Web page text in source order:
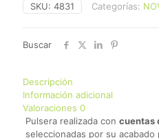
SKU: 4831 Categorías:
Buscar
Descripción
Información adicional
Valoraciones 0
Pulsera realizada con cuentas
seleccionadas por su